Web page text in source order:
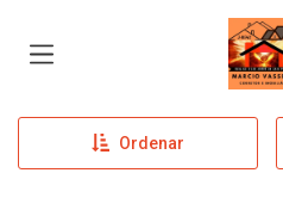
Ordenar